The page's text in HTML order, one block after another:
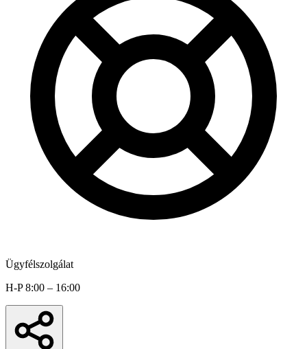
Ügyfélszolgálat
H-P 8:00 – 16:00